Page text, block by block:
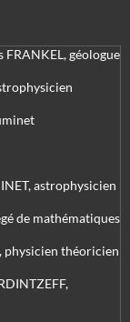
FRANKEL, géologue
astrophysicien
de mathématiques
physicien théoricien